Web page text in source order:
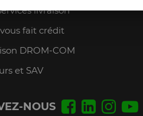
livraison
fait crédit
DROM-COM
et SAV
NOUS